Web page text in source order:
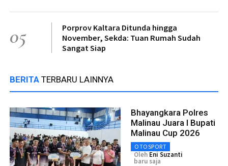
05
Porprov Kaltara Ditunda hingga
November, Sekda: Tuan Rumah Sudah
Sangat Siap
BERITA TERBARU LAINNYA
Bhayangkara Polres
Malinau Juara I Bupati
Malinau Cup 2026
OTOSPORT
Oleh Eni Suzanti
baru saja